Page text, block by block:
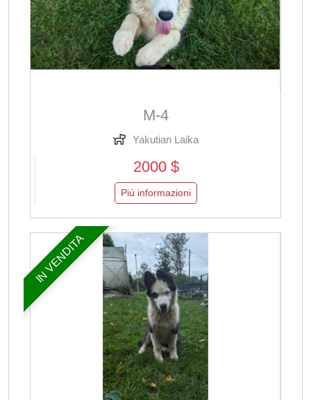
M-4
Yakutian Laika
2000 $
Più informazioni
IN VENDITA